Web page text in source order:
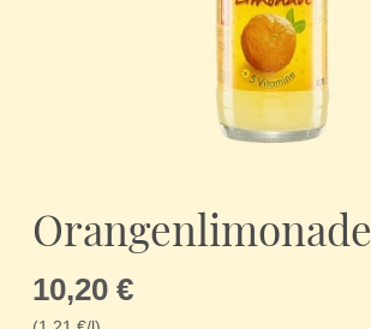
der
Bildergalerie
Orangenlimonade
10,20 €